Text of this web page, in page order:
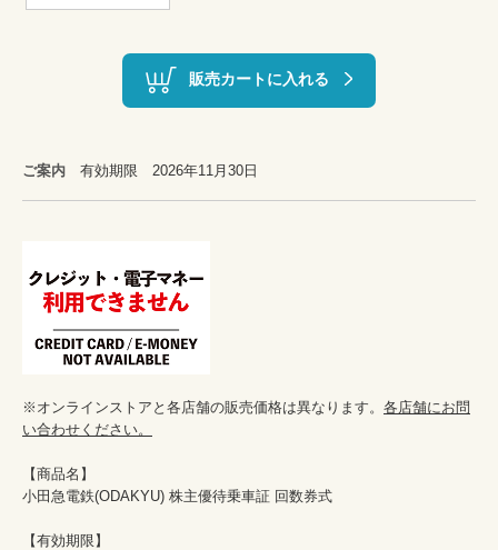
販売カートに入れる
ご案内 有効期限 2026年11月30日
※オンラインストアと各店舗の販売価格は異なります。 各店舗にお問
い合わせください。
【商品名】
小田急電鉄(ODAKYU) 株主優待乗車証 回数券式
【有効期限】